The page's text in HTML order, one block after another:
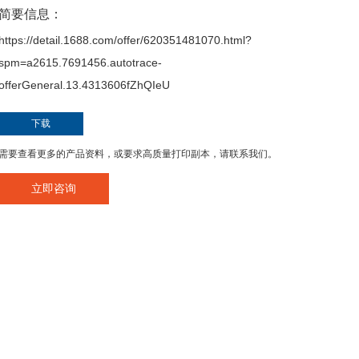
要信息：
detail.1688.com/offer/620351481070.html?
下载
要查看更多的产品资料，或要求高质量打印副本，请联系我们。
立即咨询